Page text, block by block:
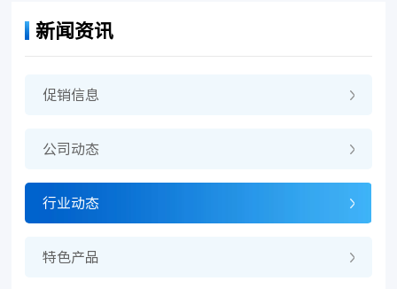
新闻资讯
促销信息
公司动态
行业动态
特色产品